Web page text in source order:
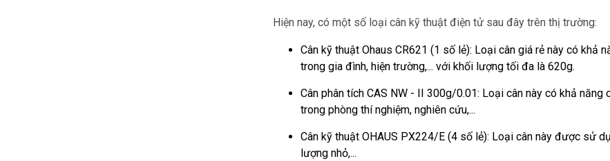
Hiện nay, có một số loại cân kỹ thuật điện tử sau đây trên thị trường:
Cân kỹ thuật Ohaus CR621 (1 số lẻ): Loại cân giá rẻ này có khả
trong gia đình, hiện trường,... với khối lượng tối đa là 620g.
Cân phân tích CAS NW - II 300g/0.01: Loại cân này có khả
trong phòng thí nghiệm, nghiên cứu,...
Cân kỹ thuật OHAUS PX224/E (4 số lẻ): Loại cân này được sử
lượng nhỏ,...